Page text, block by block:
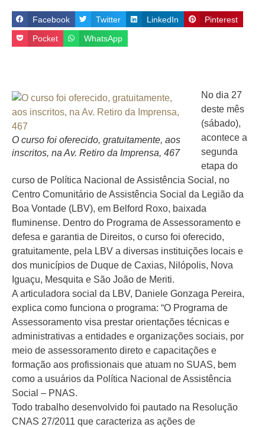
Facebook Twitter LinkedIn Pinterest
Pocket WhatsApp
O curso foi oferecido, gratuitamente, aos
inscritos, na Av. Retiro da Imprensa, 467
No dia 27
deste mês
(sábado),
acontece a
segunda
etapa do
curso de Política Nacional de Assistência Social, no
Centro Comunitário de Assistência Social da Legião da
Boa Vontade (LBV), em Belford Roxo, baixada
fluminense. Dentro do Programa de Assessoramento e
defesa e garantia de Direitos, o curso foi oferecido,
gratuitamente, pela LBV a diversas instituições locais e
dos municípios de Duque de Caxias, Nilópolis, Nova
Iguaçu, Mesquita e São João de Meriti.
A articuladora social da LBV, Daniele Gonzaga Pereira,
explica como funciona o programa: “O Programa de
Assessoramento visa prestar orientações técnicas e
administrativas a entidades e organizações sociais, por
meio de assessoramento direto e capacitações e
formação aos profissionais que atuam no SUAS, bem
como a usuários da Política Nacional de Assistência
Social – PNAS.
Todo trabalho desenvolvido foi pautado na Resolução
CNAS 27/2011 que caracteriza as ações de